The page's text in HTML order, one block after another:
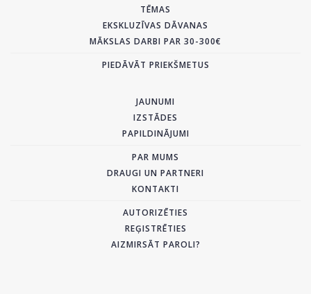
TĒMAS
EKSKLUZĪVAS DĀVANAS
MĀKSLAS DARBI PAR 30-300€
PIEDĀVĀT PRIEKŠMETUS
JAUNUMI
IZSTĀDES
PAPILDINĀJUMI
PAR MUMS
DRAUGI UN PARTNERI
KONTAKTI
AUTORIZĒTIES
REĢISTRĒTIES
AIZMIRSĀT PAROLI?